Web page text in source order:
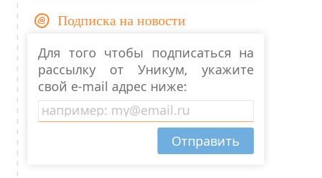
Подписка на новости
Для того чтобы подписаться на
рассылку от Уникум, укажите
свой e-mail адрес ниже: